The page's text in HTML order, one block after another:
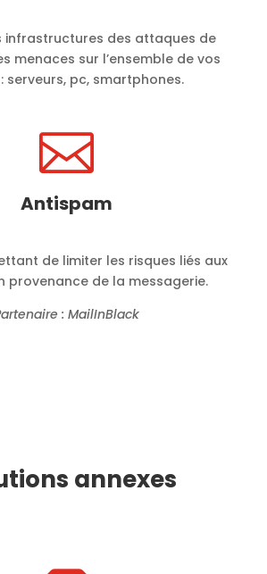
infrastructures des attaques de
menaces sur l’ensemble de vos
serveurs, pc, smartphones.

Antispam
de limiter les risques liés aux
provenance de la messagerie.
: MailInBlack
annexes